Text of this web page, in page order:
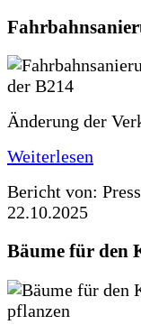
Änderung der
Weiterlesen
Bericht von:
22.10.2025
Bäume für den